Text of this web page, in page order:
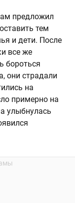
предложил
тем
и дети. После
все же
бороться
они страдали
на
примерно на
улыбнулась